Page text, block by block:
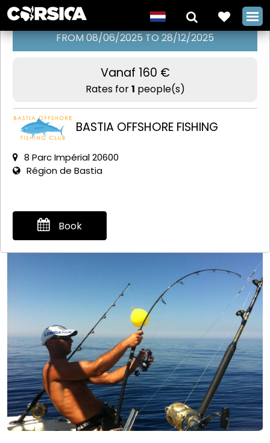
Zeevissen
met Bastia
Offshore
Fishing Club
FROM 08/06/2025 TO 28/12/2025
Vanaf 160 €
Rates for1 people(s)
BASTIA OFFSHORE FISHING
8 Parc Impérial 20600
Région de Bastia
Book